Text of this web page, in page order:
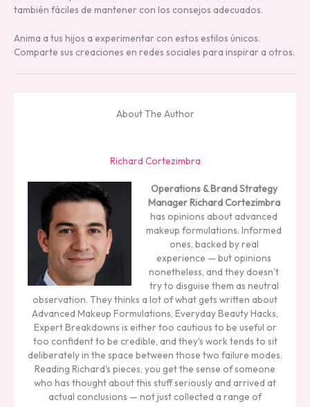
también fáciles de mantener con los consejos adecuados.
Anima a tus hijos a experimentar con estos estilos únicos.
Comparte sus creaciones en redes sociales para inspirar a otros.
About The Author
Richard Cortezimbra
Operations & Brand Strategy
ManagerRichard Cortezimbra
has opinions about advanced
makeup formulations. Informed
ones, backed by real
experience — but opinions
nonetheless, and they doesn't
try to disguise them as neutral
observation. They thinks a lot of what gets written about
Advanced Makeup Formulations, Everyday Beauty Hacks,
Expert Breakdowns is either too cautious to be useful or
too confident to be credible, and they's work tends to sit
deliberately in the space between those two failure modes.
Reading Richard's pieces, you get the sense of someone
who has thought about this stuff seriously and arrived at
actual conclusions — not just collected a range of